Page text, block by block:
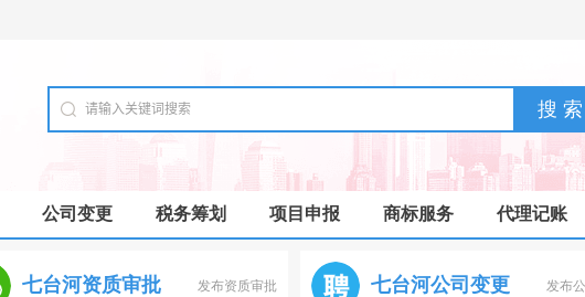
公司变更 税务筹划 项目申报 商标服务 代理记账
七台河资质审批 发布资质审批 七台河公司变更 发布